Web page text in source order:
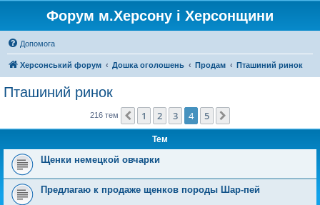
Форум м.Херсону і Херсонщини
Допомога
Херсонський форум Дошка оголошень Продам Пташиний ринок
Пташиний ринок
216 тем Поперед.
1 2 3 4 5
Тем
Щенки немецкой овчарки
Предлагаю к продаже щенков породы Шар-пей